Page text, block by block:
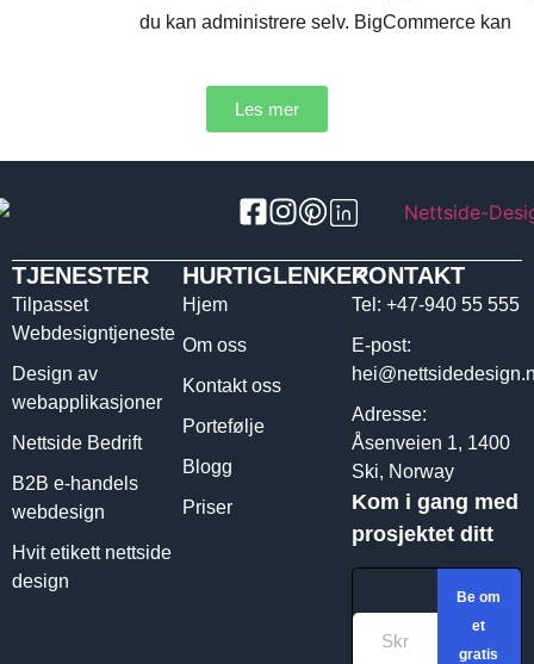
du kan administrere selv. BigCommerce kan
Les mer
TJENESTER
Tilpasset
Webdesigntjeneste
Design av
webapplikasjoner
Nettside Bedrift
B2B e-handels
webdesign
Hvit etikett nettside
design
HURTIGLENKER
Hjem
Om oss
Kontakt oss
Portefølje
Blogg
Priser
KONTAKT
Tel: +47-940 55 555
E-post:
Adresse:
Åsenveien 1, 1400
Ski, Norway
Kom i gang med
prosjektet ditt
Be om
et
gratis